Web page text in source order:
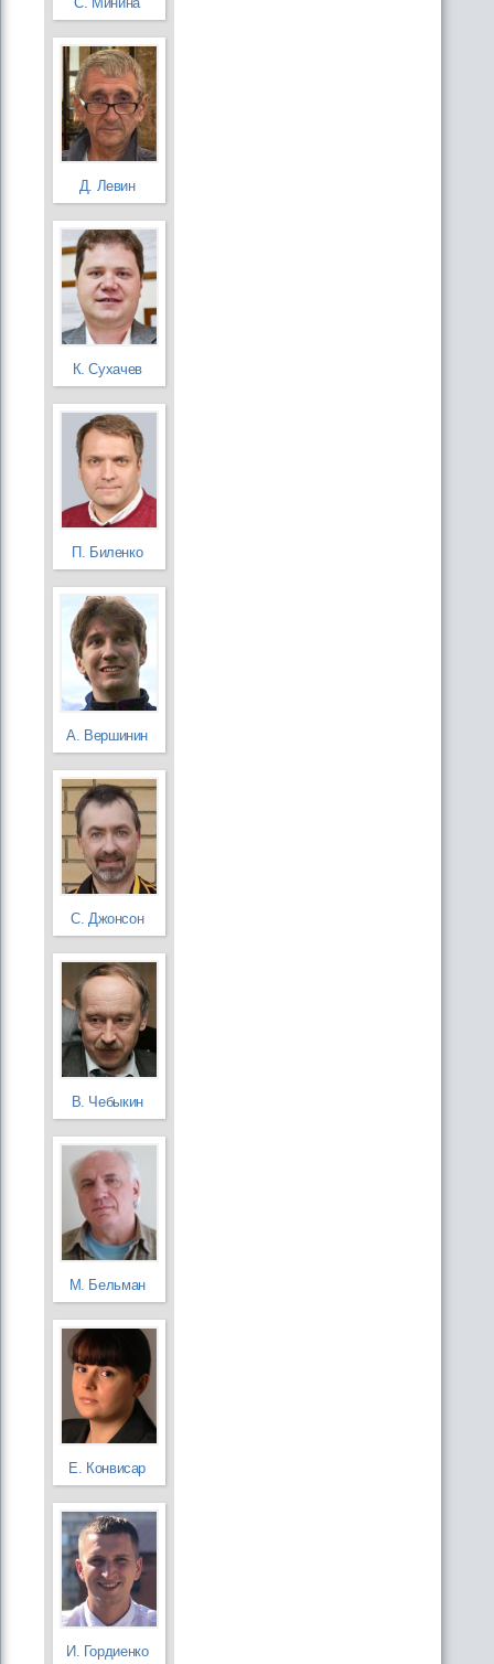
Д. Левин
К. Сухачев
П. Биленко
А. Вершинин
С. Джонсон
В. Чебыкин
М. Бельман
Е. Конвисар
И. Гордиенко